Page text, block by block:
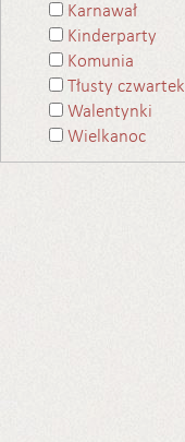
Karnawał
Kinderparty
Komunia
Tłusty czwartek
Walentynki
Wielkanoc